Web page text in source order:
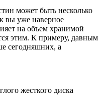
может быть несколько
вы уже наверное
на объем хранимой
этим. К примеру, давным
сегодняшних, а
жесткого диска